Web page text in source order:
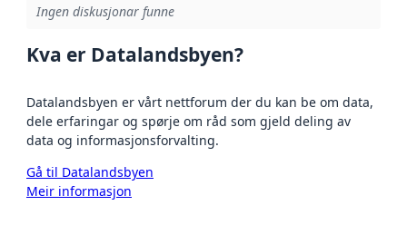
Ingen diskusjonar funne
Kva er Datalandsbyen?
Datalandsbyen er vårt nettforum der du kan be om data,
dele erfaringar og spørje om råd som gjeld deling av
data og informasjonsforvalting.
Gå til Datalandsbyen
Meir informasjon